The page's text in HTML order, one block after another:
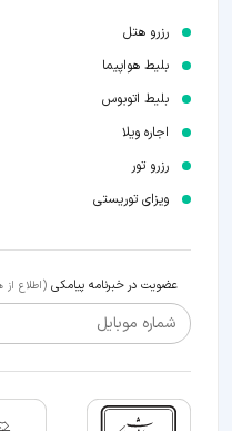
رزرو هتل
بلیط هواپیما
بلیط اتوبوس
اجاره ویلا
رزرو تور
ویزای توریستی
عضویت در خبرنامه پیامکی (اطلاع
شماره موبایل